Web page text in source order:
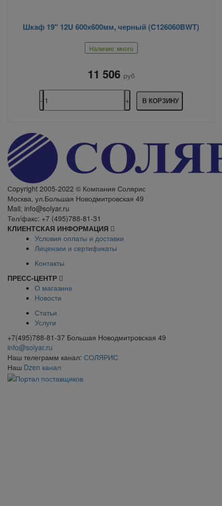
Шкаф 19" 12U 600х600мм, черный (C126060BWT)
Наличие: много
11 506 руб
В КОРЗИНУ
Сopyright 2005-2022 © Компания Солярис
Москва, ул.Большая Новодмитровская 49
Mail: info@solyar.ru
Тел/факс: +7 (495)788-81-31
КЛИЕНТСКАЯ ИНФОРМАЦИЯ
Условия оплаты и доставки
Лицензии и сертификаты
Контакты
ПРЕСС-ЦЕНТР
О магазине
Новости
Статьи
Услуги
+7(495)788-81-37 Большая Новодмитровская 49
info@solyar.ru
Наш телеграмм канал: СОЛЯРИС
Наш Dzen канал